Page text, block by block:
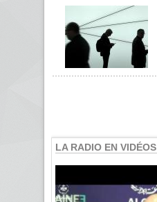
LA RADIO EN VIDÉOS